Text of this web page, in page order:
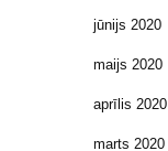
jūnijs 2020
maijs 2020
aprīlis 2020
marts 2020